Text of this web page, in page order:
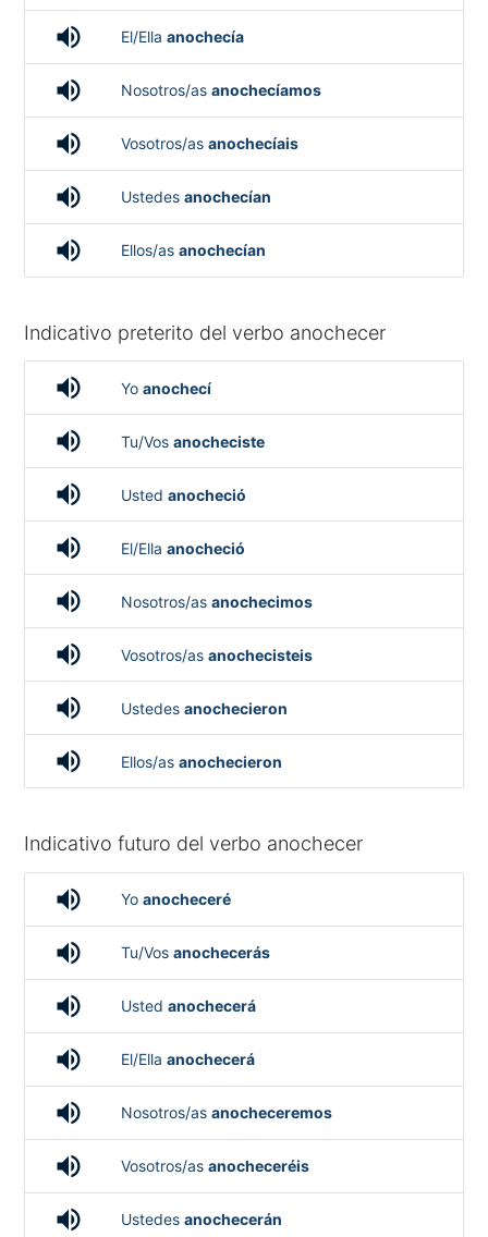
volume_up El/Ella anochecía
volume_up Nosotros/as anochecíamos
volume_up Vosotros/as anochecíais
volume_up Ustedes anochecían
volume_up Ellos/as anochecían
Indicativo preterito del verbo anochecer
volume_up Yo anochecí
volume_up Tu/Vos anocheciste
volume_up Usted anocheció
volume_up El/Ella anocheció
volume_up Nosotros/as anochecimos
volume_up Vosotros/as anochecisteis
volume_up Ustedes anochecieron
volume_up Ellos/as anochecieron
Indicativo futuro del verbo anochecer
volume_up Yo anocheceré
volume_up Tu/Vos anochecerás
volume_up Usted anochecerá
volume_up El/Ella anochecerá
volume_up Nosotros/as anocheceremos
volume_up Vosotros/as anocheceréis
volume_up Ustedes anochecerán